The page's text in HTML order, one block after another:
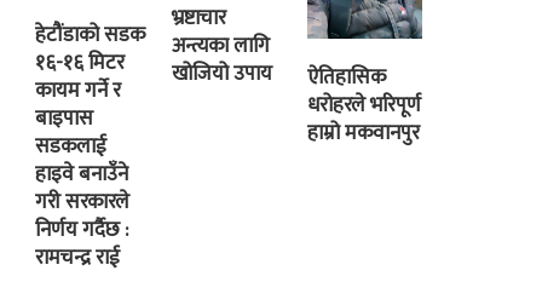
हेटौंडाको सडक
१६-१६ मिटर
कायम गर्ने र
बाइपास
सडकलाई
हाइवे बनाउँने
गरी सरकारले
निर्णय गर्दैछ :
रामचन्द्र राई
भ्रष्टाचार
अन्त्यका लागि
खोजियो उपाय
ऐतिहासिक
धरोहरले भरिपूर्ण
हाम्रो मकवानपुर